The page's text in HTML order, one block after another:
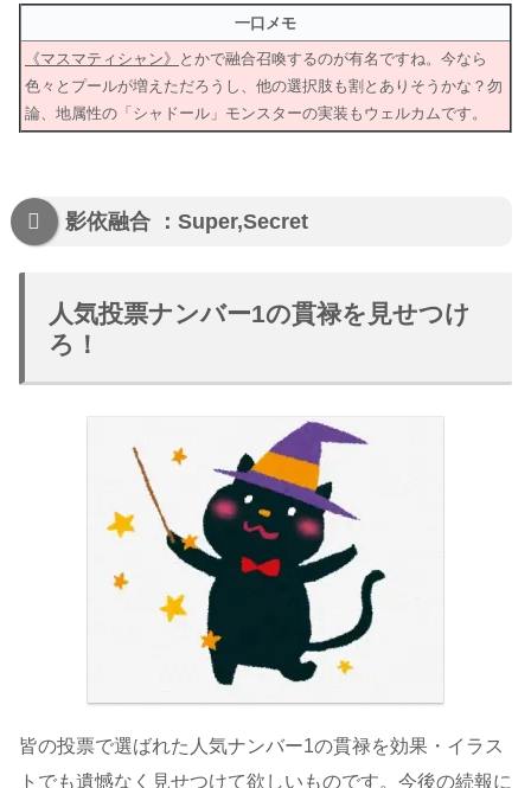
一口メモ
《マスマティシャン》 とかで融合召喚するのが有名ですね。今なら
色々とプールが増えただろうし、他の選択肢も割とありそうかな？勿
論、地属性の「シャドール」モンスターの実装もウェルカムです。
影依融合 ：Super,Secret
人気投票ナンバー1の貫禄を見せつけ
ろ！
皆の投票で選ばれた人気ナンバー1の貫禄を効果・イラス
トでも遺憾なく見せつけて欲しいものです。今後の続報に